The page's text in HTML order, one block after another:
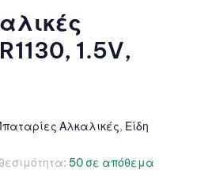
1.5V,
Αλκαλικές, Είδη
50 σε απόθεμα